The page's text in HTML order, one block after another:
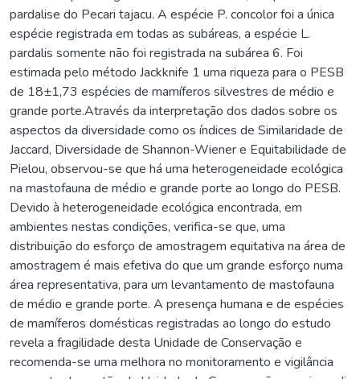
pardalise do Pecari tajacu. A espécie P. concolor foi a única
espécie registrada em todas as subáreas, a espécie L.
pardalis somente não foi registrada na subárea 6. Foi
estimada pelo método Jackknife 1 uma riqueza para o PESB
de 18±1,73 espécies de mamíferos silvestres de médio e
grande porte.Através da interpretação dos dados sobre os
aspectos da diversidade como os índices de Similaridade de
Jaccard, Diversidade de Shannon-Wiener e Equitabilidade de
Pielou, observou-se que há uma heterogeneidade ecológica
na mastofauna de médio e grande porte ao longo do PESB.
Devido à heterogeneidade ecológica encontrada, em
ambientes nestas condições, verifica-se que, uma
distribuição do esforço de amostragem equitativa na área de
amostragem é mais efetiva do que um grande esforço numa
área representativa, para um levantamento de mastofauna
de médio e grande porte. A presença humana e de espécies
de mamíferos domésticas registradas ao longo do estudo
revela a fragilidade desta Unidade de Conservação e
recomenda-se uma melhora no monitoramento e vigilância